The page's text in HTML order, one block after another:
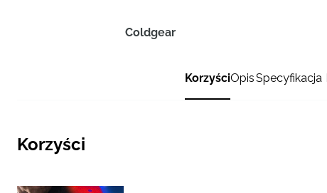
Coldgear
KorzyściOpisSpecyfikacja
Korzyści